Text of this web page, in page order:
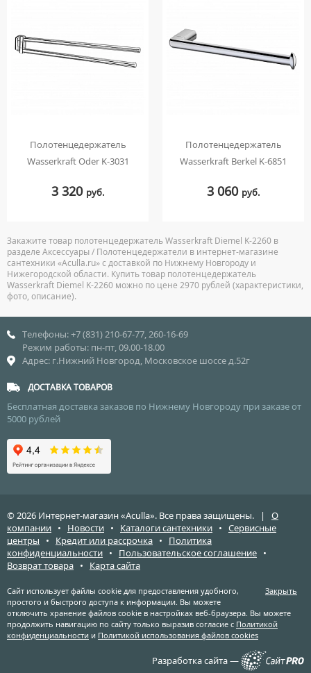
Полотенцедержатель
Wasserkraft Oder K-3031
3 320 руб.
Полотенцедержатель
Wasserkraft Berkel K-6851
3 060 руб.
Закажите товар полотенцедержатель Wasserkraft Diemel K-2260 в
разделе Аксессуары / Полотенцедержатели в интернет-магазине
сантехники «Aculla.ru» с доставкой по Нижнему Новгороду и
Нижегородской области. Купить товар полотенцедержатель
Wasserkraft Diemel K-2260 можно по цене 2970 рублей (характеристики,
фото, описание).
Телефоны: +7 (831) 210-67-77, 260-16-69
Режим работы: пн-пт, 09.00-18.00
Адрес: г.Нижний Новгород, Московское шоссе д.52г
ДОСТАВКА ТОВАРОВ
Бесплатная доставка заказов по Нижнему Новгороду при заказе от
5000 рублей
© 2026 Интернет-магазин «Aculla». Все права защищены. | О
компании • Новости • Каталоги сантехники • Сервисные
центры • Кредит или рассрочка • Политика
конфиденциальности • Пользовательское соглашение •
Возврат товара • Карта сайта
Закрыть
Сайт использует файлы cookie для предоставления удобного,
простого и быстрого доступа к информации. Вы можете
отключить хранение файлов cookie в настройках веб-браузера. Вы можете
продолжить навигацию по сайту только выразив согласие с Политикой
конфиденциальности и Политикой использования файлов cookies
Разработка сайта —